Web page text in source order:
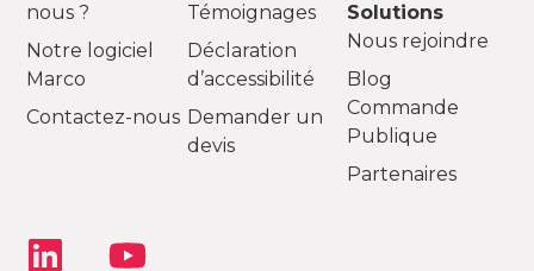
nous ?
Notre logiciel
Marco
Contactez-nous
Témoignages
Déclaration
d’accessibilité
Demander un
devis
Solutions
Nous rejoindre
Blog
Commande
Publique
Partenaires